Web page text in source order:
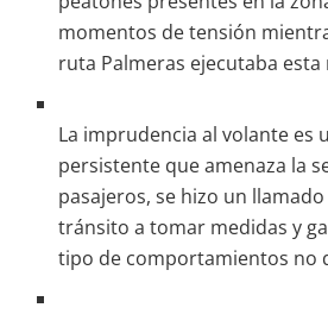
momentos de tensión
ruta Palmeras ejecutaba
La imprudencia al volante es
persistente que amenaza la
pasajeros, se hizo un
tránsito a tomar medidas y
tipo de comportamientos no